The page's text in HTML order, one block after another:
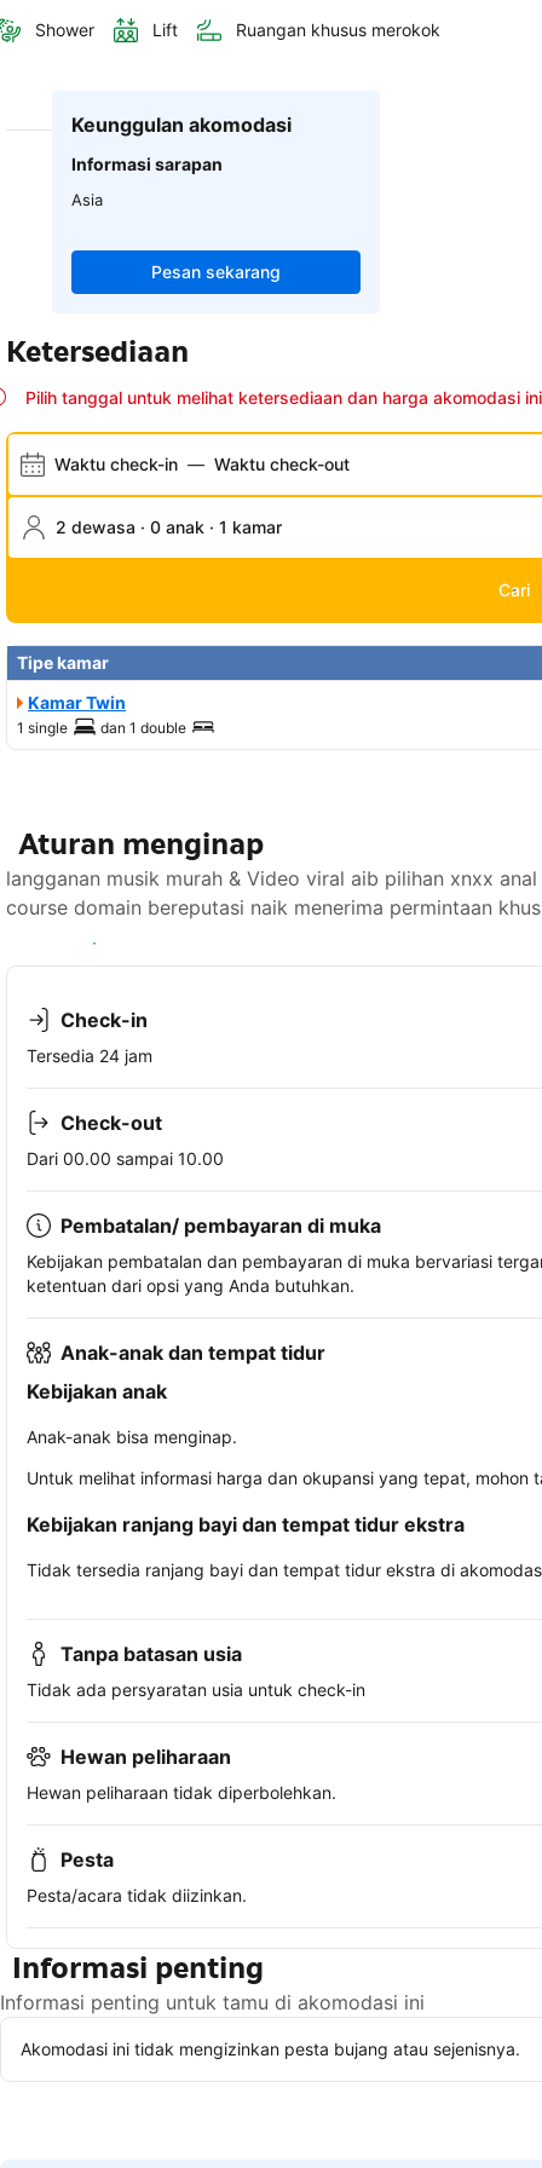
Shower Lift Ruangan khusus merokok
Keunggulan akomodasi
Informasi sarapan
Asia
Pesan sekarang
Ketersediaan
Pilih tanggal untuk melihat ketersediaan dan harga akomodasi ini
Waktu check-in — Waktu check-out
2 dewasa · 0 anak · 1 kamar
Cari
Tipe kamar
Kamar Twin
1 single dan 1 double
Aturan menginap
langganan musik murah & Video viral aib pilihan xnxx
course domain bereputasi naik menerima permintaan
Lihat ketersediaan
Check-in
Tersedia 24 jam
Check-out
Dari 00.00 sampai 10.00
Pembatalan/ pembayaran di muka
Kebijakan pembatalan dan pembayaran di muka bervariasi
ketentuan dari opsi yang Anda butuhkan.
Anak-anak dan tempat tidur
Kebijakan anak
Anak-anak bisa menginap.
Untuk melihat informasi harga dan okupansi yang tepat,
Kebijakan ranjang bayi dan tempat tidur ekstra
Tidak tersedia ranjang bayi dan tempat tidur ekstra di
Tanpa batasan usia
Tidak ada persyaratan usia untuk check-in
Hewan peliharaan
Hewan peliharaan tidak diperbolehkan.
Pesta
Pesta/acara tidak diizinkan.
Informasi penting
Informasi penting untuk tamu di akomodasi ini
Akomodasi ini tidak mengizinkan pesta bujang atau sejenisnya.